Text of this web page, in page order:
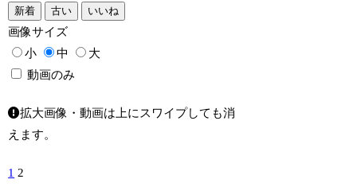
新着 古い いいね
画像サイズ
小
中
大
動画のみ
拡大画像・動画は上にスワイプしても消
えます。
1 2